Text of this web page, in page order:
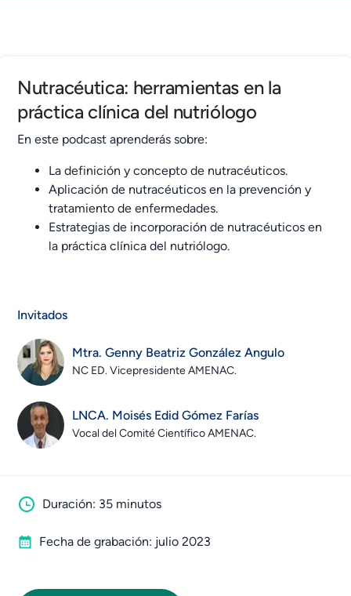
Nutracéutica: herramientas en la
práctica clínica del nutriólogo
En este podcast aprenderás sobre:
La definición y concepto de nutracéuticos.
Aplicación de nutracéuticos en la prevención y
tratamiento de enfermedades.
Estrategias de incorporación de nutracéuticos en
la práctica clínica del nutriólogo.
Invitados
Mtra. Genny Beatriz González Angulo
NC ED. Vicepresidente AMENAC.
LNCA. Moisés Edid Gómez Farías
Vocal del Comité Científico AMENAC.
Duración: 35 minutos
Fecha de grabación: julio 2023